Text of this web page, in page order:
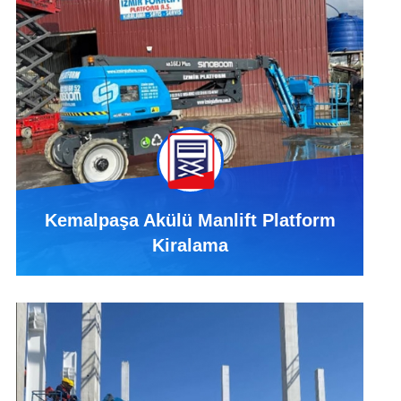
Kemalpaşa Akülü Manlift Platform
Kiralama